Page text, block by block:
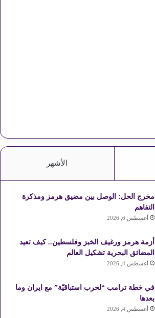
الأشهر
مخرج الحل: الوصل بين مضيق هرمز ومذكرة
التفاهم
أغسطس 6, 2026
أزمة هرمز ورغيف الخبز وفلسطين.. كيف تعيد
المضائق البحرية تشكيل العالم
أغسطس 4, 2026
في خطة ترامب “لحرب استباقيّة” مع ايران وما
بعدها
أغسطس 4, 2026